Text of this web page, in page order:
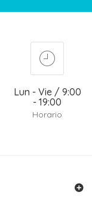
Lun - Vie / 9:00
- 19:00
Horario